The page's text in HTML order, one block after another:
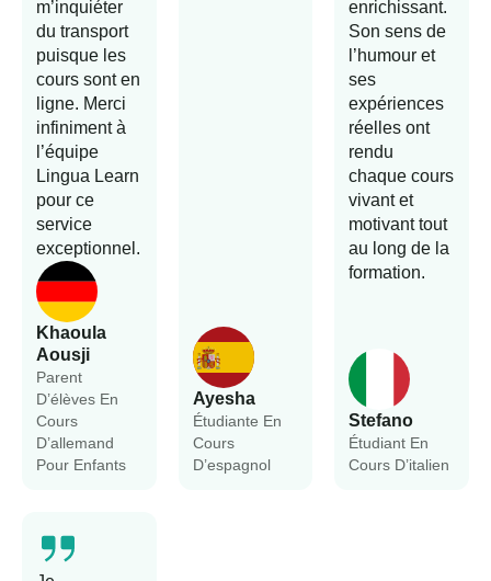
Khaoula
Aousji
Parent
D’élèves En
Cours
D’allemand
Pour Enfants
m’inquiéter
du transport
puisque les
cours sont en
ligne. Merci
infiniment à
l’équipe
Lingua Learn
pour ce
service
exceptionnel.
Ayesha
Étudiante En
Cours
D’espagnol
Stefano
Étudiant En
Cours D’italien
enrichissant.
Son sens de
l’humour et
ses
expériences
réelles ont
rendu
chaque cours
vivant et
motivant tout
au long de la
formation.